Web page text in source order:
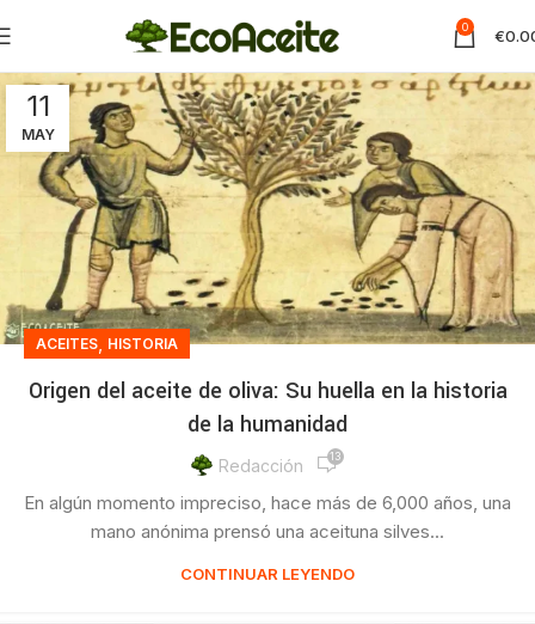
0 €
11
MAY
ACEITES, HISTORIA
Origen del aceite de oliva: Su huella en la historia
de la humanidad
Redacción 13
En algún momento impreciso, hace más de 6,000 años, una
mano anónima prensó una aceituna silves...
CONTINUAR LEYENDO